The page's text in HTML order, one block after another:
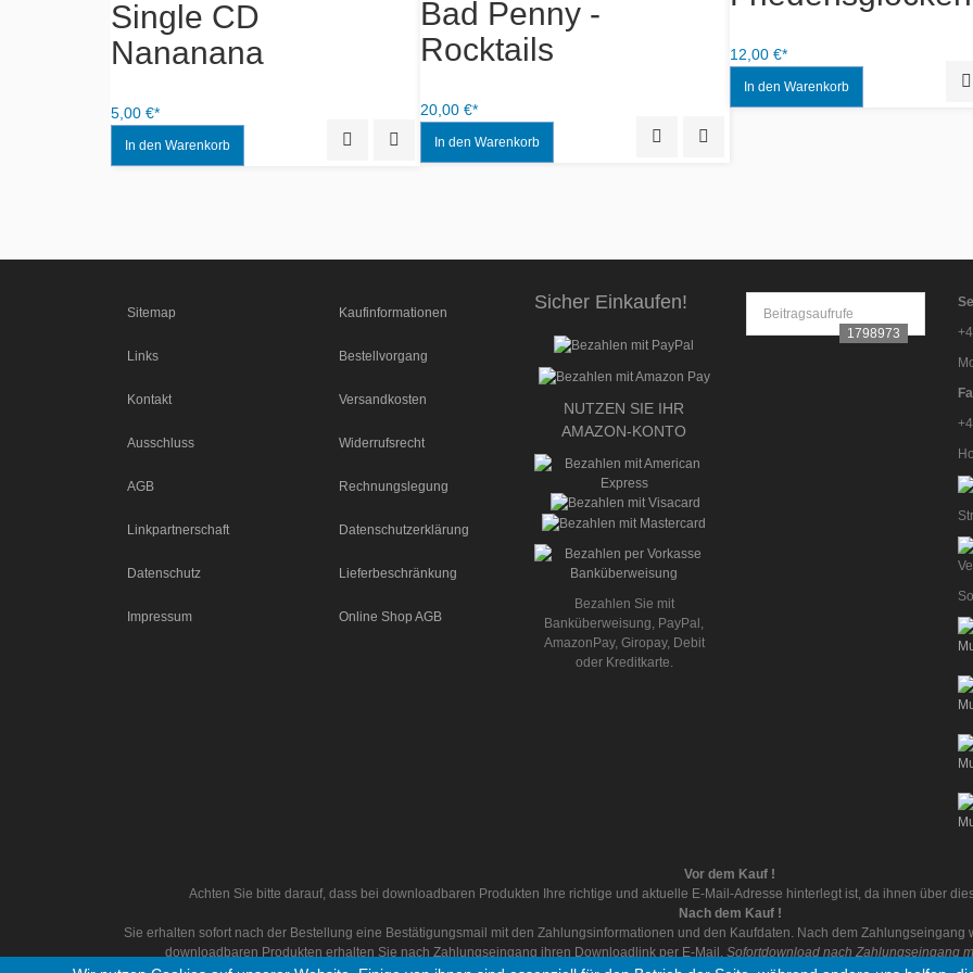
Quick ViewAdd to Wishlist
Album CD - Die
Trovatos - Dolce Vita
4,00 €*
Quick View
Album CD - L.A.
Larry & Andy
17,00 €*
Album CD zum
Alpen Grand Prix
2014
Sitemap
Links
Kontakt
Ausschluss
AGB
Linkpartnerschaft
Datenschutz
Impressum
Kaufinformationen
Bestellvorgang
Versandkosten
Widerrufsrecht
Rechnungslegung
Datenschutzerklärung
Lieferbeschränkung
Online Shop AGB
Sicher Einkaufen!
NUTZEN SIE IHR
AMAZON-KONTO
Bezahlen Sie mit
Banküberweisung, PayPal,
AmazonPay, Giropay, Debit
oder Kreditkarte.
Beitragsaufrufe
1798973
Vor dem Kauf !
Achten Sie bitte darauf, dass bei downloadbaren Produkten Ihre richtige und aktuelle E-Mail-Adresse hinterlegt ist, da ihnen über
Nach dem Kauf !
Sie erhalten sofort nach der Bestellung eine Bestätigungsmail mit den Zahlungsinformationen und den Kaufdaten. Nach dem
downloadbaren Produkten erhalten Sie nach Zahlungseingang ihren Downloadlink per E-Mail. Sofortdownload nach Zahlungseingang